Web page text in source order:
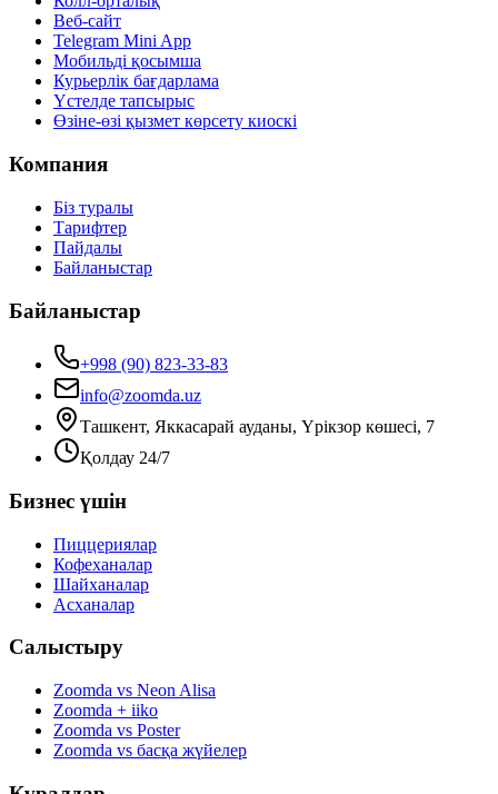
Веб-сайт
Telegram Mini App
Мобильді қосымша
Курьерлік бағдарлама
Үстелде тапсырыс
Өзіне-өзі қызмет көрсету киоскі
Компания
Біз туралы
Тарифтер
Пайдалы
Байланыстар
Байланыстар
+998 (90) 823-33-83
info@zoomda.uz
Ташкент, Яккасарай ауданы, Үрікзор көшесі, 7
Қолдау 24/7
Бизнес үшін
Пиццериялар
Кофеханалар
Шайханалар
Асханалар
Салыстыру
Zoomda vs Neon Alisa
Zoomda + iiko
Zoomda vs Poster
Zoomda vs басқа жүйелер